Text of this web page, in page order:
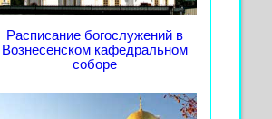
Расписание богослужений в
Вознесенском кафедральном
соборе